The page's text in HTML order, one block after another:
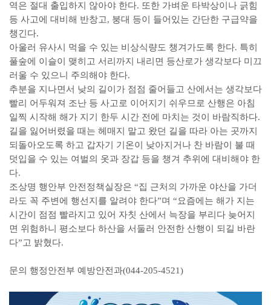
역은 절대 출입하지 않아야 한다. 또한 가벼운 타박상이나 긁힘
등 사고에 대비해 반창고, 붕대 등이 들어있는 간단한 구급약을
챙긴다.
아울러 유사시 먹을 수 있는 비상식량도 챙겨가도록 한다. 특히
풀숲에 이슬이 맺히고 서리까지 내리면 등산로가 생각보다 미끄
러울 수 있으니 주의해야 한다.
추분을 지나면서 낮의 길이가 점점 줄어들고 산에서는 생각보다
빨리 어두워져 조난 등 사고로 이어지기 쉬우므로 산행은 아침
일찍 시작해 해가 지기 한두 시간 전에 마치는 것이 바람직하다.
길을 잃어버렸을 때는 헤매지 말고 왔던 길을 따라 아는 곳까지
되돌아오도록 하고 갑자기 기온이 낮아지거나 찬 바람이 불 때
덧입을 수 있는 여벌의 옷과 장갑 등을 챙겨 추위에 대비해야 한
다.
조상명 행안부 안전정책실장은 “집 근처의 가까운 야산을 가더
라도 꼭 주변에 행선지를 알려야 한다”며 “요즘에는 해가 지는
시간이 점점 빨라지고 있어 자칫 산에서 늑장을 부리다 늦어지
면 위험하니 평소보다 하산을 서둘러 안전한 산행이 되길 바란
다”고 밝혔다.
문의 행정안전부 예방안전과(044-205-4521)